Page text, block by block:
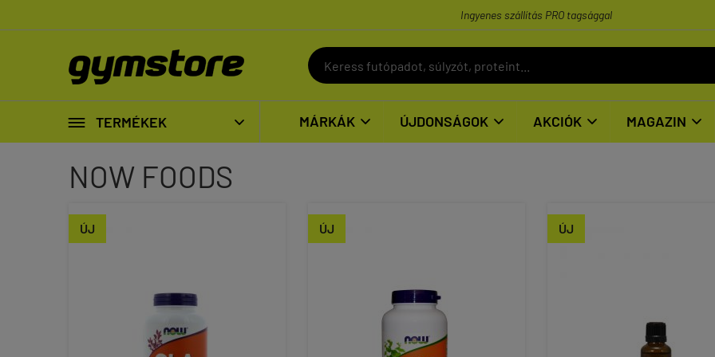
Ingyenes szállítás PRO tagsággal
 TERMÉKEK  MÁRKÁK  ÚJDONSÁGOK  AKCIÓK  MAGAZIN 
NOW FOODS
ÚJ ÚJ ÚJ